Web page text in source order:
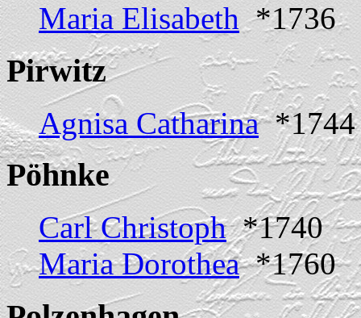
Maria Elisabeth*1736
Pirwitz
Agnisa Catharina*1744
Pöhnke
Carl Christoph*1740
Maria Dorothea*1760